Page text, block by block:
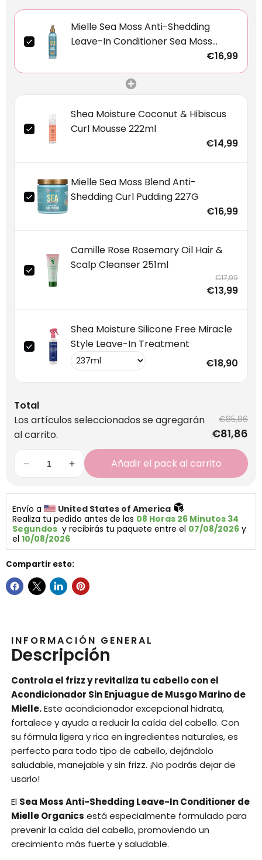
Mielle Sea Moss Anti-Shedding
Leave-In Conditioner Sea Moss
€16,99
Shea Moisture Coconut & Hibiscus
Curl Mousse 222ml
€14,99
Mielle Sea Moss Blend Anti-
Shedding Curl Pudding 227G
€16,99
Camille Rose Rosemary Oil Hair &
Scalp Cleanser 251ml
€17,99
€13,99
Shea Moisture Silicone Free Miracle
Style Leave-In Treatment
€18,90
Total
Los artículos seleccionados se agregarán
al carrito.
€85,86
€81,86
Añadir el pack al carrito
Envío a
United States of America
Realiza tu pedido antes de las 08 Horas 26 Minutos 33
Segundos
  y recibirás tu paquete entre el
07/08/2026 y
el 10/08/2026
Compartir esto:
INFORMACIÓN GENERAL
Descripción
Controla el frizz y revitaliza tu cabello con el
Acondicionador Sin Enjuague de Musgo Marino de
Mielle.Este acondicionador excepcional hidrata,
fortalece y ayuda a reducir la caída del cabello. Con
su fórmula ligera y rica en ingredientes naturales, es
perfecto para todo tipo de cabello, dejándolo
saludable, manejable y sin frizz. ¡No podrás dejar de
usarlo!
El Sea Moss Anti-Shedding Leave-In Conditioner de
Mielle Organics está especialmente formulado para
prevenir la caída del cabello, promoviendo un
crecimiento más fuerte y saludable.